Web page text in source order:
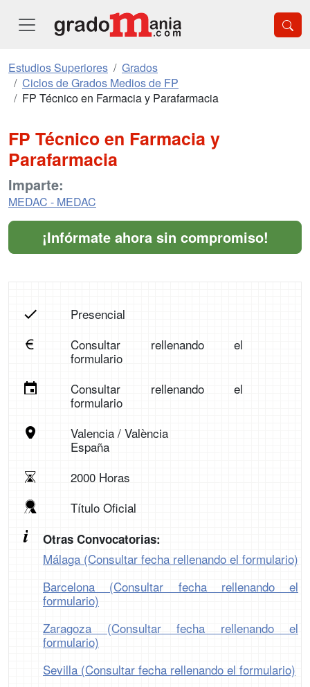
Estudios Superiores
Grados
Ciclos de Grados Medios de FP
FP Técnico en Farmacia y Parafarmacia
FP Técnico en Farmacia y
Parafarmacia
Imparte:
MEDAC - MEDAC
¡Infórmate ahora sin compromiso!
Presencial
Consultar rellenando el
formulario
Consultar rellenando el
formulario
Valencia / València
España
2000 Horas
Título Oficial
Otras Convocatorias:
Málaga (Consultar fecha rellenando el formulario)
Barcelona (Consultar fecha rellenando el
formulario)
Zaragoza (Consultar fecha rellenando el
formulario)
Sevilla (Consultar fecha rellenando el formulario)